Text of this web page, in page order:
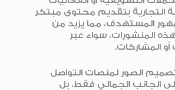
التجارية بتقديم محتوى مبتكر
المستهدف، مما يزيد من
المنشورات، سواء عبر
أو المشاركات.
الصور لمنصات التواصل
الجانب الجمالي فقط، بل